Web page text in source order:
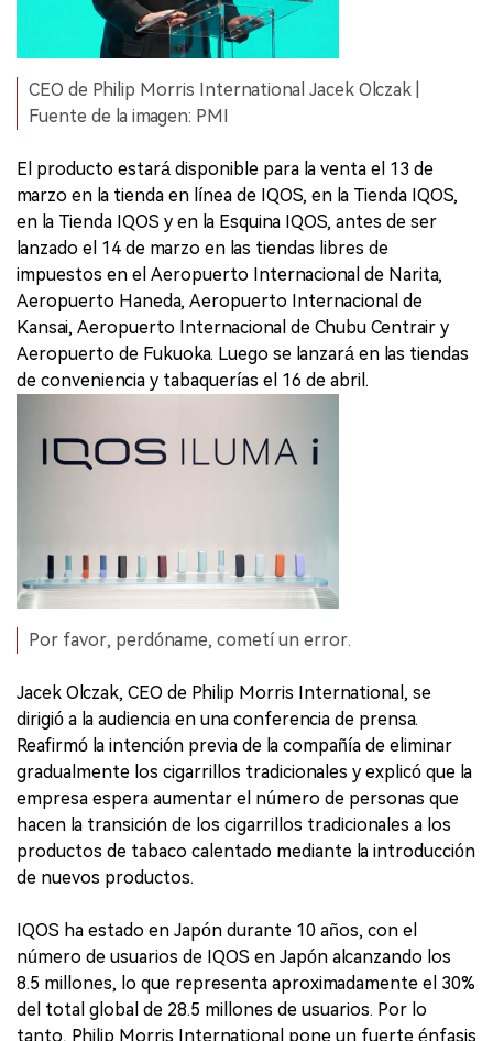
CEO de Philip Morris International Jacek Olczak |
Fuente de la imagen: PMI
El producto estará disponible para la venta el 13 de
marzo en la tienda en línea de IQOS, en la Tienda IQOS,
en la Tienda IQOS y en la Esquina IQOS, antes de ser
lanzado el 14 de marzo en las tiendas libres de
impuestos en el Aeropuerto Internacional de Narita,
Aeropuerto Haneda, Aeropuerto Internacional de
Kansai, Aeropuerto Internacional de Chubu Centrair y
Aeropuerto de Fukuoka. Luego se lanzará en las tiendas
de conveniencia y tabaquerías el 16 de abril.
Por favor, perdóname, cometí un error.
Jacek Olczak, CEO de Philip Morris International, se
dirigió a la audiencia en una conferencia de prensa.
Reafirmó la intención previa de la compañía de eliminar
gradualmente los cigarrillos tradicionales y explicó que la
empresa espera aumentar el número de personas que
hacen la transición de los cigarrillos tradicionales a los
productos de tabaco calentado mediante la introducción
de nuevos productos.
IQOS ha estado en Japón durante 10 años, con el
número de usuarios de IQOS en Japón alcanzando los
8.5 millones, lo que representa aproximadamente el 30%
del total global de 28.5 millones de usuarios. Por lo
tanto, Philip Morris International pone un fuerte énfasis